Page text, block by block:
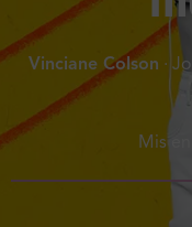
Vinciane Colson ·
Mis en